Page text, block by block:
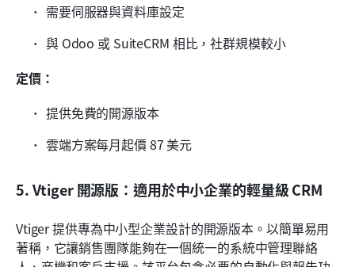
需要伺服器與資料庫設定
與 Odoo 或 SuiteCRM 相比，社群規模較小
定價：
提供免費的開源版本
雲端方案每月起價 87 美元
5. Vtiger 開源版：適用於中小企業的輕量級 CRM
Vtiger 提供專為中小型企業設計的開源版本。以簡單易用
著稱，它讓銷售團隊能夠在一個統一的系統中管理聯絡